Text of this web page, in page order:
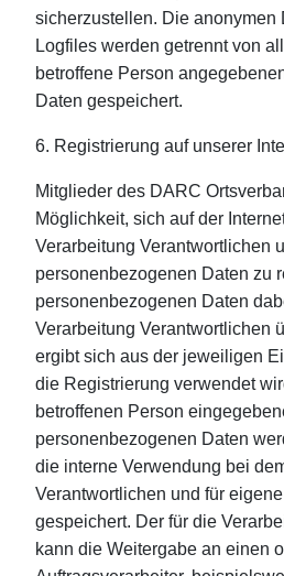
sicherzustellen. Die anonymen
Logfiles werden getrennt von
betroffene Person
Daten gespeichert.
6. Registrierung auf unserer
Mitglieder des DARC
Möglichkeit, sich auf der
Verarbeitung Verantwortlichen
personenbezogenen Daten zu
personenbezogenen Daten
Verarbeitung Verantwortlichen
ergibt sich aus der jeweiligen
die Registrierung verwendet
betroffenen Person
personenbezogenen Daten
die interne Verwendung bei
Verantwortlichen und für
gespeichert. Der für die
kann die Weitergabe an einen